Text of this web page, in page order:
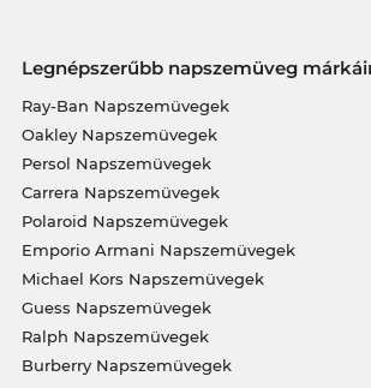
Legnépszerűbb napszemüveg
Ray-Ban Napszemüvegek
Oakley Napszemüvegek
Persol Napszemüvegek
Carrera Napszemüvegek
Polaroid Napszemüvegek
Emporio Armani Napszemüvegek
Michael Kors Napszemüvegek
Guess Napszemüvegek
Ralph Napszemüvegek
Burberry Napszemüvegek